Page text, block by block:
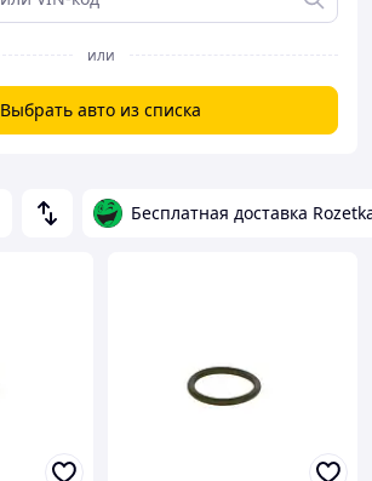
или
Выбрать авто из списка
Бесплатная доставка